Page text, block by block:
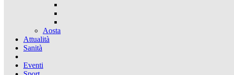
Aosta
Attualità
Sanità
Eventi